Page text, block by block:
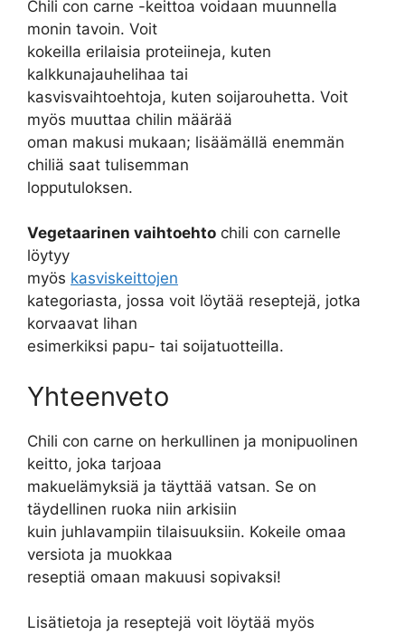
Chili con carne -keittoa voidaan muunnella
monin tavoin. Voit
kokeilla erilaisia proteiineja, kuten
kalkkunajauhelihaa tai
kasvisvaihtoehtoja, kuten soijarouhetta. Voit
myös muuttaa chilin määrää
oman makusi mukaan; lisäämällä enemmän
chiliä saat tulisemman
lopputuloksen.
Vegetaarinen vaihtoehto chili con carnelle
löytyy
myös kasviskeittojen
kategoriasta, jossa voit löytää reseptejä, jotka
korvaavat lihan
esimerkiksi papu- tai soijatuotteilla.
Yhteenveto
Chili con carne on herkullinen ja monipuolinen
keitto, joka tarjoaa
makuelämyksiä ja täyttää vatsan. Se on
täydellinen ruoka niin arkisiin
kuin juhlavampiin tilaisuuksiin. Kokeile omaa
versiota ja muokkaa
reseptiä omaan makuusi sopivaksi!
Lisätietoja ja reseptejä voit löytää myös